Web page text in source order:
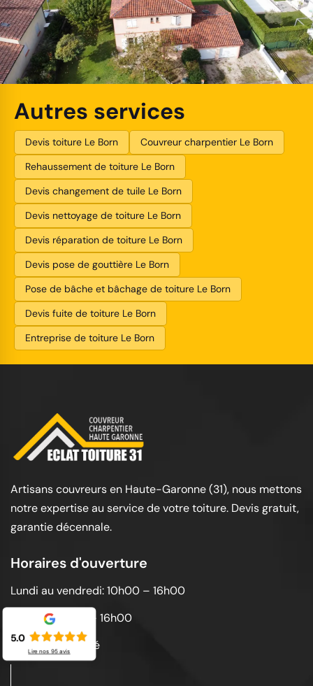
Autres services
Devis toiture Le Born
Couvreur charpentier Le Born
Rehaussement de toiture Le Born
Devis changement de tuile Le Born
Devis nettoyage de toiture Le Born
Devis réparation de toiture Le Born
Devis pose de gouttière Le Born
Pose de bâche et bâchage de toiture Le Born
Devis fuite de toiture Le Born
Entreprise de toiture Le Born
Artisans couvreurs en Haute-Garonne (31), nous mettons
notre expertise au service de votre toiture. Devis gratuit,
garantie décennale.
Horaires d'ouverture
Lundi au vendredi: 10h00 – 16h00
Samedi: 10h00 – 16h00
Dimanche: Fermé
5.0
Lire nos 95avis